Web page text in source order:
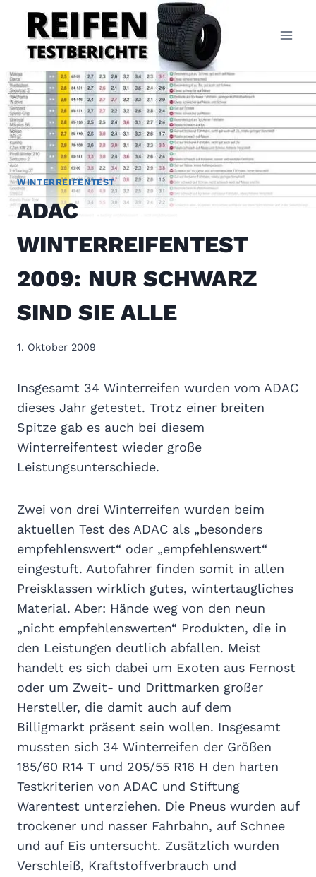
Inhalt
springen
WINTERREIFENTEST
ADAC
WINTERREIFENTEST
2009: NUR SCHWARZ
SIND SIE ALLE
1. Oktober 2009
Insgesamt 34 Winterreifen wurden vom ADAC
dieses Jahr getestet. Trotz einer breiten
Spitze gab es auch bei diesem
Winterreifentest wieder große
Leistungsunterschiede.
Zwei von drei Winterreifen wurden beim
aktuellen Test des ADAC als „besonders
empfehlenswert“ oder „empfehlenswert“
eingestuft. Autofahrer finden somit in allen
Preisklassen wirklich gutes, wintertaugliches
Material. Aber: Hände weg von den neun
„nicht empfehlenswerten“ Produkten, die in
den Leistungen deutlich abfallen. Meist
handelt es sich dabei um Exoten aus Fernost
oder um Zweit- und Drittmarken großer
Hersteller, die damit auch auf dem
Billigmarkt präsent sein wollen. Insgesamt
mussten sich 34 Winterreifen der Größen
185/60 R14 T und 205/55 R16 H den harten
Testkriterien von ADAC und Stiftung
Warentest unterziehen. Die Pneus wurden auf
trockener und nasser Fahrbahn, auf Schnee
und auf Eis untersucht. Zusätzlich wurden
Verschleiß, Kraftstoffverbrauch und